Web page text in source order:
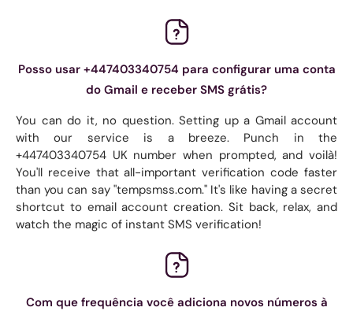
Posso usar +447403340754 para configurar uma conta
do Gmail e receber SMS grátis?
You can do it, no question. Setting up a Gmail account
with our service is a breeze. Punch in the
+447403340754 UK number when prompted, and voilà!
You'll receive that all-important verification code faster
than you can say "tempsmss.com." It's like having a secret
shortcut to email account creation. Sit back, relax, and
watch the magic of instant SMS verification!
Com que frequência você adiciona novos números à